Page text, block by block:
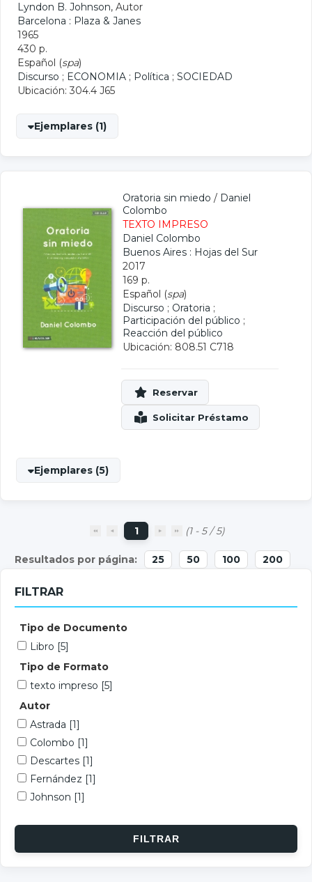
Lyndon B. Johnson, Autor
Barcelona : Plaza & Janes
1965
430 p.
Español (spa)
Discurso ; ECONOMIA ; Política ; SOCIEDAD
Ubicación: 304.4 J65
Ejemplares (1)
Oratoria sin miedo / Daniel
Colombo
TEXTO IMPRESO
Daniel Colombo
Buenos Aires : Hojas del Sur
2017
169 p.
Español (spa)
Discurso ; Oratoria ;
Participación del público ;
Reacción del público
Ubicación: 808.51 C718
Ejemplares (5)
1 (1 - 5 / 5)
25 50 100 200
FILTRAR
Tipo de Documento
Libro [5]
Tipo de Formato
texto impreso [5]
Autor
Astrada [1]
Colombo [1]
Descartes [1]
Fernández [1]
Johnson [1]